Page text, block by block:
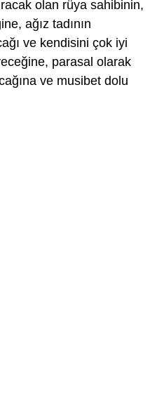
olan rüya sahibinin,
ağız tadının
ve kendisini çok iyi
parasal olarak
ve musibet dolu